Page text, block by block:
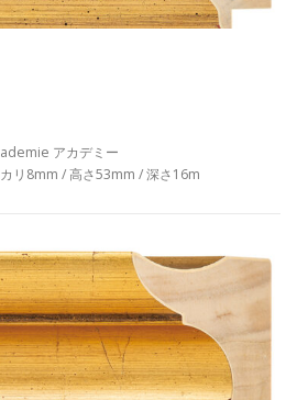
アカデミー
リ8mm / 高さ53mm / 深さ16m